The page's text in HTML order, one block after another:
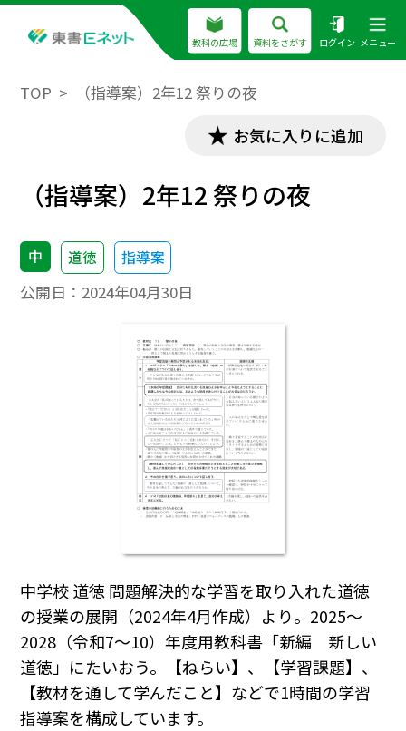
教科の広場 資料をさがす ログイン メニュー
TOP （指導案）2年12 祭りの夜
お気に入りに追加
（指導案）2年12 祭りの夜
中 道徳 指導案
公開日： 2024年04月30日
中学校 道徳 問題解決的な学習を取り入れた道徳
の授業の展開（2024年4月作成）より。2025～
2028（令和7～10）年度用教科書「新編 新しい
道徳」にたいおう。【ねらい】、【学習課題】、
【教材を通して学んだこと】などで1時間の学習
指導案を構成しています。